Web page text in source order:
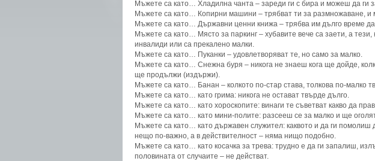
Мъжете са като… Хладилна чанта – зареди ги с бира и можеш да ги
Мъжете са като… Копирни машини – трябват ти за размножаване, и
Мъжете са като… Държавни ценни книжа – трябва им дълго време да
Мъжете са като… Място за паркинг – хубавите вече са заети, а тези,
инвалиди или са прекалено малки.
Мъжете са като… Пуканки – удовлетворяват те, но само за малко.
Мъжете са като… Снежна буря – никога не знаеш кога ще дойде,
ще продължи (издържи).
Мъжете са като… Банан – колкото по-стар става, толкова по-малко
Мъжете са като… като грима: никога не остават твърде дълго.
Мъжете са като… като хороскопите: винаги те съветват какво да
Мъжете са като… като мини-полите: разсееш се за малко и ще
Мъжете са като… като държавен служител: каквото и да ги помолиш
нещо по-важно, а в действителност – няма нищо подобно.
Мъжете са като… като косачка за трева: трудно е да ги запалиш,
половината от случаите – не действат.